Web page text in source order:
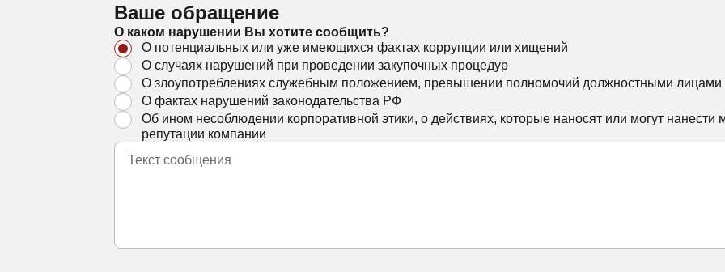
Ваше обращение
О каком нарушении Вы хотите сообщить?
О потенциальных или уже имеющихся фактах коррупции или хищений
О случаях нарушений при проведении закупочных процедур
О злоупотреблениях служебным положением, превышении полномочий должностными лицами
О фактах нарушений законодательства РФ
Об ином несоблюдении корпоративной этики, о действиях, которые наносят или могут
репутации компании